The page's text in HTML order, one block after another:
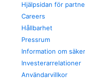
Hjälpsidan för
Careers
Hållbarhet
Pressrum
Information om
Investerarrelationer
Användarvillkor